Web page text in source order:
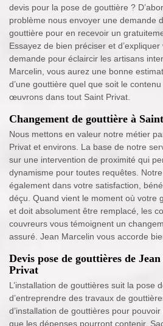
devis pour la pose de gouttière ?
problème nous envoyer une demande
gouttière pour en recevoir un
Essayez de bien préciser et
demande pour éclaircir les artisans
Marcelin, vous aurez une bonne
d’une gouttière quel que soit le
œuvrons dans tout Saint Privat.
Changement de gouttière à
Nous mettons en valeur notre métier
Privat et environs. La base de notre
sur une intervention de proximité qui
dynamisme pour toutes requêtes.
également dans votre satisfaction,
déçu. Quand vient le moment où votre
et doit absolument être remplacé, les
couvreurs vous témoignent un
assuré. Jean Marcelin vous accorde
Devis pose de gouttières de
Privat
L’installation de gouttières suit la pose
d’entreprendre des travaux de
d’installation de gouttières pour
que les dépenses pourront contenir.